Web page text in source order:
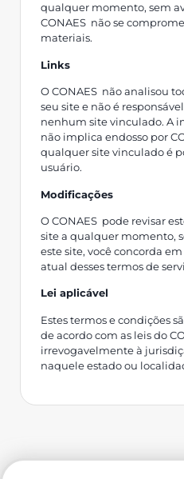
qualquer momento, sem
CONAES não se
materiais.
Links
O CONAES não analisou
seu site e não é
nenhum site vinculado. A
não implica endosso por
qualquer site vinculado é
usuário.
Modificações
O CONAES pode revisar
site a qualquer momento,
este site, você concorda
atual desses termos de
Lei aplicável
Estes termos e condições
de acordo com as leis do
irrevogavelmente à
naquele estado ou